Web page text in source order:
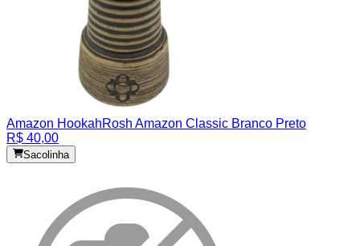
Amazon HookahRosh Amazon Classic Branco Preto
R$ 40,00
Sacolinha